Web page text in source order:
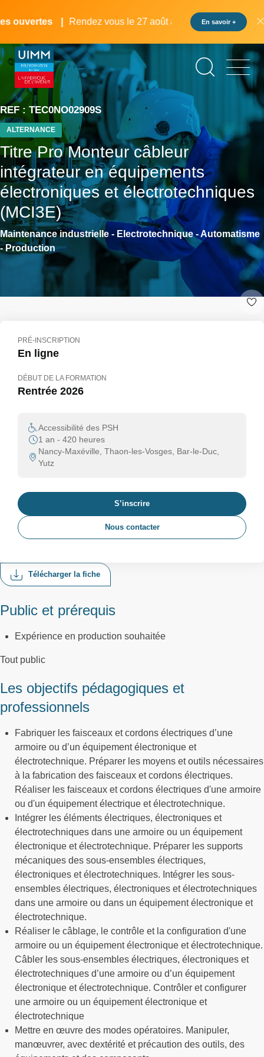
au
principal
Rendez vous le 27 août au pôle formation UIMM
En savoir +
REF : TEC0NO02909S
ALTERNANCE
Titre Pro Monteur câbleur
intégrateur en équipements
électroniques et électrotechniques
(MCI3E)
Maintenance industrielle - Electrotechnique - Automatisme
- Production
Télécharger la fiche
Public et prérequis
Expérience en production souhaitée
Tout public
Les objectifs pédagogiques et
professionnels
Fabriquer les faisceaux et cordons électriques d’une
armoire ou d’un équipement électronique et
électrotechnique. Préparer les moyens et outils nécessaires
à la fabrication des faisceaux et cordons électriques.
Réaliser les faisceaux et cordons électriques d'une armoire
ou d'un équipement électrique et électrotechnique.
Intégrer les éléments électriques, électroniques et
électrotechniques dans une armoire ou un équipement
électronique et électrotechnique. Préparer les supports
mécaniques des sous-ensembles électriques,
électroniques et électrotechniques. Intégrer les sous-
ensembles électriques, électroniques et électrotechniques
dans une armoire ou dans un équipement électronique et
électrotechnique.
Réaliser le câblage, le contrôle et la configuration d'une
armoire ou un équipement électronique et électrotechnique.
Câbler les sous-ensembles électriques, électroniques et
électrotechniques d’une armoire ou d’un équipement
électronique et électrotechnique. Contrôler et configurer
une armoire ou un équipement électronique et
électrotechnique
Mettre en œuvre des modes opératoires. Manipuler,
manœuvrer, avec dextérité et précaution des outils, des
PRÉ-INSCRIPTION
En ligne
DÉBUT DE LA FORMATION
Rentrée 2026
Accessibilité des PSH
1 an - 420 heures
Nancy-Maxéville, Thaon-les-Vosges, Bar-le-Duc,
Yutz
S’inscrire
Nous contacter